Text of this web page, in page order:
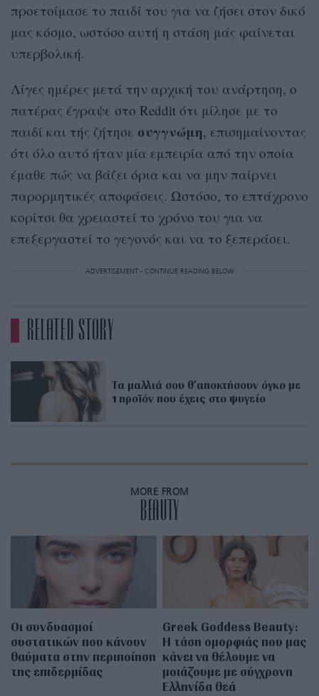
προετοίμασε το παιδί του για να ζήσει στον δικό
μας κόσμο, ωστόσο αυτή η στάση μάς φαίνεται
υπερβολική.
Λίγες ημέρες μετά την αρχική του ανάρτηση, ο
πατέρας έγραψε στο Reddit ότι μίλησε με το
παιδί και τής ζήτησε συγγνώμη, επισημαίνοντας
ότι όλο αυτό ήταν μία εμπειρία από την οποία
έμαθε πώς να βάζει όρια και να μην παίρνει
παρορμητικές αποφάσεις. Ωστόσο, το επτάχρονο
κορίτσι θα χρειαστεί το χρόνο του για να
επεξεργαστεί το γεγονός και να το ξεπεράσει.
ADVERTISEMENT - CONTINUE READING BELOW
RELATED STORY
Τα μαλλιά σου θ’αποκτήσουν όγκο με
1 προϊόν που έχεις στο ψυγείο
MORE FROM
BEAUTY
Οι συνδυασμοί
συστατικών που κάνουν
θαύματα στην περιποίηση
της επιδερμίδας
Greek Goddess Beauty:
Η τάση ομορφιάς που μας
κάνει να θέλουμε να
μοιάζουμε με σύγχρονη
Ελληνίδα θεά